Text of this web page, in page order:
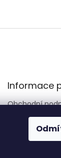
Informace
Obchodní
Zásady
Reklamační řád